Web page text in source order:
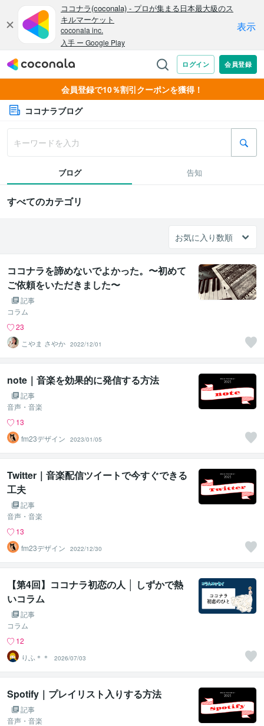
会員登録で10％割引クーポンを獲得！
ココナラブログ
ブログ 告知
すべてのカテゴリ
ココナラを諦めないでよかった。〜初めて
ご依頼をいただきました〜
記事
コラム
23
こやま さやか 2022/12/01
note｜音楽を効果的に発信する方法
記事
音声・音楽
13
fm23デザイン
2023/01/05
Twitter｜音楽配信ツイートで今すぐできる
工夫
記事
音声・音楽
13
fm23デザイン
2022/12/30
【第4回】ココナラ初恋の人 │ しずかで熱
いコラム
記事
コラム
12
りふ＊＊
2026/07/03
Spotify｜プレイリスト入りする方法
記事
音声・音楽